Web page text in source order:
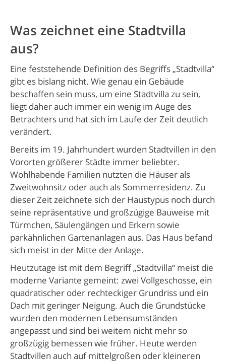
Was zeichnet eine Stadtvilla
aus?
Eine feststehende Definition des Begriffs „Stadtvilla“
gibt es bislang nicht. Wie genau ein Gebäude
beschaffen sein muss, um eine Stadtvilla zu sein,
liegt daher auch immer ein wenig im Auge des
Betrachters und hat sich im Laufe der Zeit deutlich
verändert.
Bereits im 19. Jahrhundert wurden Stadtvillen in den
Vororten größerer Städte immer beliebter.
Wohlhabende Familien nutzten die Häuser als
Zweitwohnsitz oder auch als Sommerresidenz. Zu
dieser Zeit zeichnete sich der Haustypus noch durch
seine repräsentative und großzügige Bauweise mit
Türmchen, Säulengängen und Erkern sowie
parkähnlichen Gartenanlagen aus. Das Haus befand
sich meist in der Mitte der Anlage.
Heutzutage ist mit dem Begriff „Stadtvilla“ meist die
moderne Variante gemeint: zwei Vollgeschosse, ein
quadratischer oder rechteckiger Grundriss und ein
Dach mit geringer Neigung. Auch die Grundstücke
wurden den modernen Lebensumständen
angepasst und sind bei weitem nicht mehr so
großzügig bemessen wie früher. Heute werden
Stadtvillen auch auf mittelgroßen oder kleineren